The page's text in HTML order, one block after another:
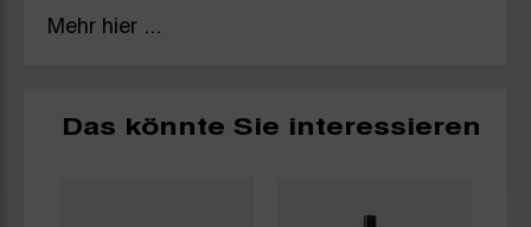
Mehr hier ...
Das könnte Sie interessieren